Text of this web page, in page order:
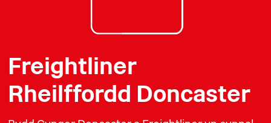
Freightliner
Rheilffordd Doncaster